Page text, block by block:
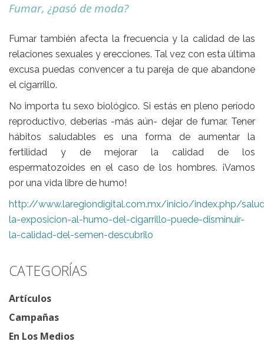
Fumar, ¿pasó de moda?
Fumar también afecta la frecuencia y la calidad de las
relaciones sexuales y erecciones. Tal vez con esta última
excusa puedas convencer a tu pareja de que abandone
el cigarrillo.
No importa tu sexo biológico. Si estás en pleno período
reproductivo, deberías -más aún- dejar de fumar. Tener
hábitos saludables es una forma de aumentar la
fertilidad y de mejorar la calidad de los
espermatozoides en el caso de los hombres. ¡Vamos
por una vida libre de humo!
http://www.laregiondigital.com.mx/inicio/index.php/
la-exposicion-al-humo-del-cigarrillo-puede-disminuir-
la-calidad-del-semen-descubrilo
CATEGORÍAS
Artículos
Campañas
En Los Medios